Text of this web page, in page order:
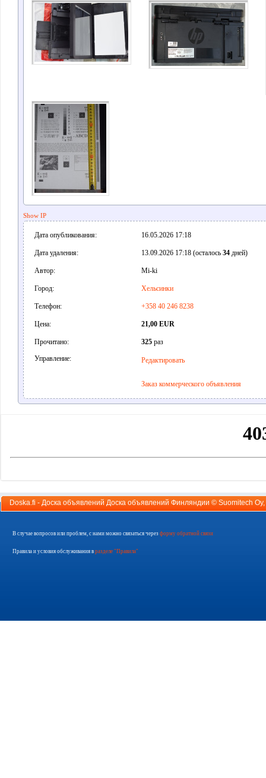
Show IP
Дата опубликования: 16.05.2026 17:18
Дата удаления: 13.09.2026 17:18 (осталось 34дней)
Автор: Mi-ki
Город: Хельсинки
Телефон: +358 40 246 8238
Цена: 21,00 EUR
Прочитано: 325раз
Управление:
Редактировать
Заказ коммерческого объявления
Doska.fi - Доска объявлений Доска объявлений Финляндии © Suomitech Oy
В случае вопросов или проблем, с нами можно связаться через форму обратной связи
Правила и условия обслуживания в разделе "Правила"